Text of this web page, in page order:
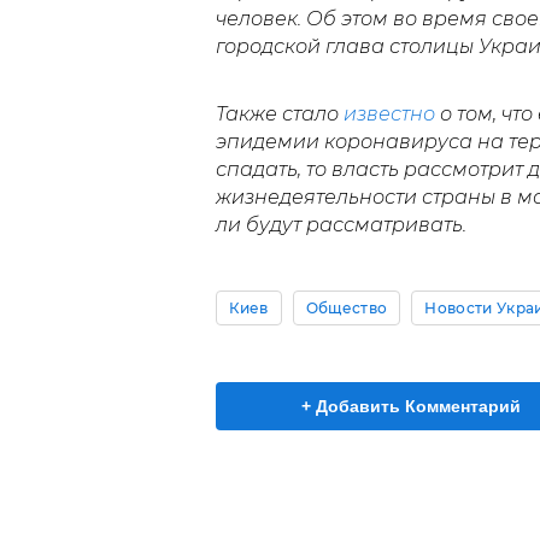
человек. Об этом во время
городской глава столицы
Также стало известноо том,
эпидемии коронавируса на
спадать, то власть
жизнедеятельности страны в
ли будут рассматривать.
Киев Общество Новости
+ Добавить Комментарий